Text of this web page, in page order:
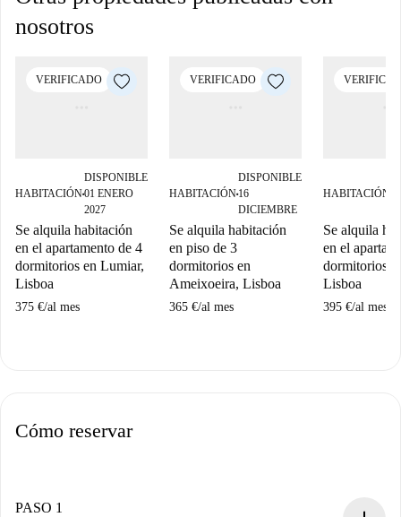
nosotros
VERIFICADO
HABITACIÓN■
DISPONIBLE
01 ENERO
2027
Se alquila habitación
en el apartamento de 4
dormitorios en Lumiar,
Lisboa
375 €/al mes
VERIFICADO
HABITACIÓN■
DISPONIBLE
16
DICIEMBRE
Se alquila habitación
en piso de 3
dormitorios en
Ameixoeira, Lisboa
365 €/al mes
HABITACIÓN
Se alquila
en el
dormitorios
Lisboa
395 €/al mes
Cómo reservar
PASO 1